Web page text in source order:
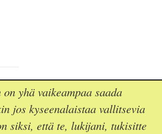
yhä vaikeampaa saada
jos kyseenalaistaa vallitsevia
siksi, että te, lukijani, tukisitte